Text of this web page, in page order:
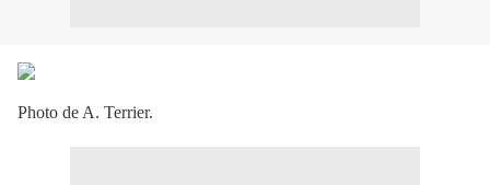
Photo de A. Terrier.